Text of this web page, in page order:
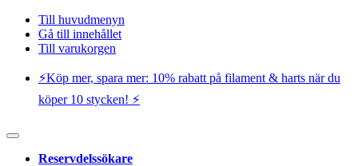
Till huvudmenyn
Gå till innehållet
Till varukorgen
⚡️Köp mer, spara mer: 10% rabatt på filament & harts när du
köper 10 stycken! ⚡️
Reservdelssökare